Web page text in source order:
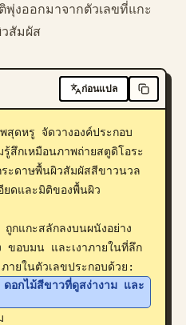
งออกมาจากตัวเลขที่แกะ
สัมผัส
ก่อนแปล
สุดหรู จัดวางองค์ประกอบ
กเหมือนภาพถ่ายสตูดิโอระ
ะดาษพื้นผิวสัมผัสสีขาวนวล
ดและมิติของพื้นผิว
ถูกแกะสลักลงบนผนังอย่าง
อบมน และเงาภายในที่ลึก
ายในตัวเลขประกอบด้วย:
อกไม้สีขาวที่ดูสง่างาม และ